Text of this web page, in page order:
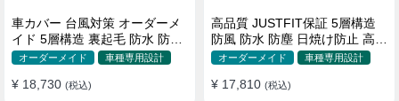
車カバー 台風対策 オーダーメ
イド 5層構造 裏起毛 防水 防雨
軽/普自動車 SUV対応 おすすめ
オーダーメイド 車種専用設計
¥ 18,730 (税込)
高品質 JUSTFIT保証 5層構造
防風 防水 防塵 日焼け防止 高級
ボディカバー
オーダーメイド 車種専用設計
¥ 17,810 (税込)